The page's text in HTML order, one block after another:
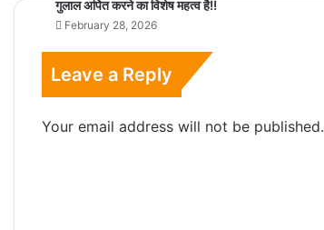
गुलाल अर्पित करने का विशेष महत्व है!!
February 28, 2026
Leave a Reply
Your email address will not be published.